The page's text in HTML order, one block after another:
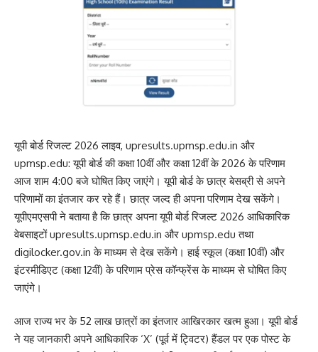
यूपी बोर्ड रिजल्ट 2026 लाइव, upresults.upmsp.edu.in और
upmsp.edu: यूपी बोर्ड की कक्षा 10वीं और कक्षा 12वीं के 2026 के परिणाम
आज शाम 4:00 बजे घोषित किए जाएंगे। यूपी बोर्ड के छात्र बेसब्री से अपने
परिणामों का इंतजार कर रहे हैं। छात्र जल्द ही अपना परिणाम देख सकेंगे।
यूपीएमएसपी ने बताया है कि छात्र अपना यूपी बोर्ड रिजल्ट 2026 आधिकारिक
वेबसाइटों upresults.upmsp.edu.in और upmsp.edu तथा
digilocker.gov.in के माध्यम से देख सकेंगे। हाई स्कूल (कक्षा 10वीं) और
इंटरमीडिएट (कक्षा 12वीं) के परिणाम प्रेस कॉन्फ्रेंस के माध्यम से घोषित किए
जाएंगे।
आज राज्य भर के 52 लाख छात्रों का इंतजार आखिरकार खत्म हुआ। यूपी बोर्ड
ने यह जानकारी अपने आधिकारिक ‘X’ (पूर्व में ट्विटर) हैंडल पर एक पोस्ट के